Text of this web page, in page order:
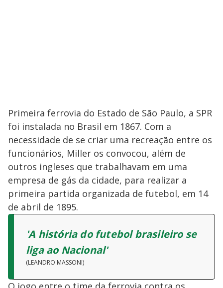
Primeira ferrovia do Estado de São Paulo, a SPR
foi instalada no Brasil em 1867. Com a
necessidade de se criar uma recreação entre os
funcionários, Miller os convocou, além de
outros ingleses que trabalhavam em uma
empresa de gás da cidade, para realizar a
primeira partida organizada de futebol, em 14
de abril de 1895.
'A história do futebol brasileiro se
liga ao Nacional'
(LEANDRO MASSONI)